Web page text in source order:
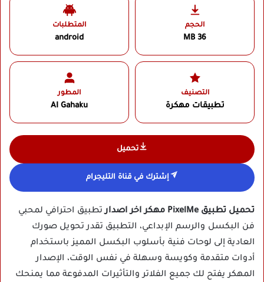
الحجم
36 MB
المتطلبات
android
التصنيف
تطبيقات مهكرة
المطور
AI Gahaku‏
تحميل
إشترك في قناة التليجرام
تحميل تطبيق PixelMe مهكر اخر اصدار
تطبيق احترافي لمحبي
فن البكسل والرسم الإبداعي، التطبيق تقدر تحويل صورك
العادية إلى لوحات فنية بأسلوب البكسل المميز باستخدام
أدوات متقدمة وكويسة وسهلة في نفس الوقت، الإصدار
المهكر يفتح لك جميع الفلاتر والتأثيرات المدفوعة مما يمنحك